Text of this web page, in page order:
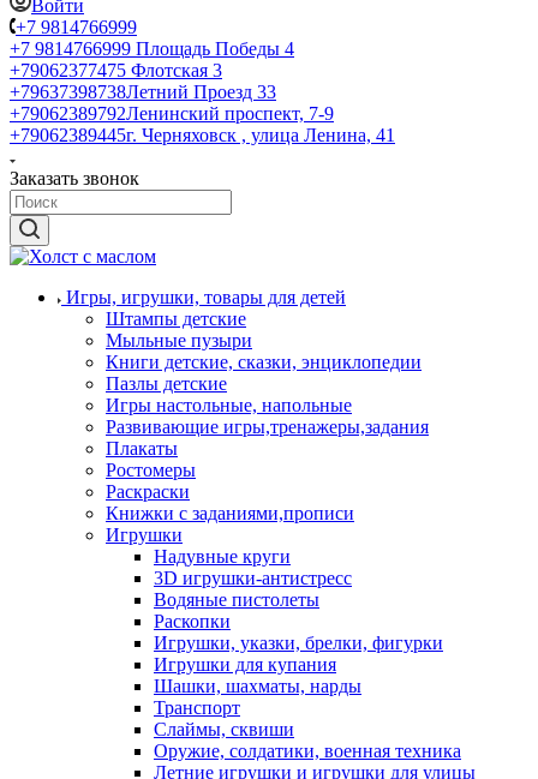
Войти
+7 9814766999
+7 9814766999 Площадь Победы 4
+79062377475 Флотская 3
+79637398738Летний Проезд 33
+79062389792Ленинский проспект, 7-9
+79062389445г. Черняховск , улица Ленина, 41
Заказать звонок
Игры, игрушки, товары для детей
Штампы детские
Мыльные пузыри
Книги детские, сказки, энциклопедии
Пазлы детские
Игры настольные, напольные
Развивающие игры,тренажеры,задания
Плакаты
Ростомеры
Раскраски
Книжки с заданиями,прописи
Игрушки
Надувные круги
3D игрушки-антистресс
Водяные пистолеты
Раскопки
Игрушки, указки, брелки, фигурки
Игрушки для купания
Шашки, шахматы, нарды
Транспорт
Слаймы, сквиши
Оружие, солдатики, военная техника
Летние игрушки и игрушки для улицы